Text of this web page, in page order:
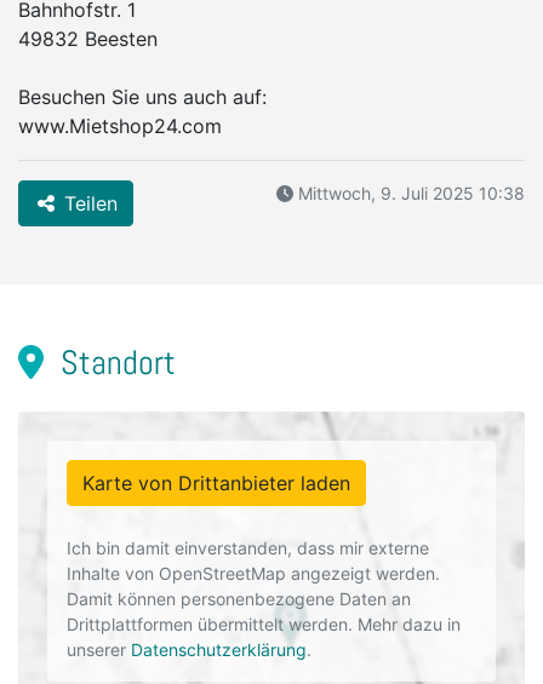
Bahnhofstr. 1
49832 Beesten
Besuchen Sie uns auch auf:
www.Mietshop24.com
Teilen Mittwoch, 9. Juli 2025 10:38
Standort
Karte von Drittanbieter laden
Ich bin damit einverstanden, dass mir externe
Inhalte von OpenStreetMap angezeigt werden.
Damit können personenbezogene Daten an
Drittplattformen übermittelt werden. Mehr dazu in
unserer Datenschutzerklärung.